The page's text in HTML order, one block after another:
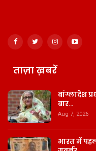
ताज़ा ख़बरें
बांग्लादेश
बार…
Aug 7, 2026
भारत में